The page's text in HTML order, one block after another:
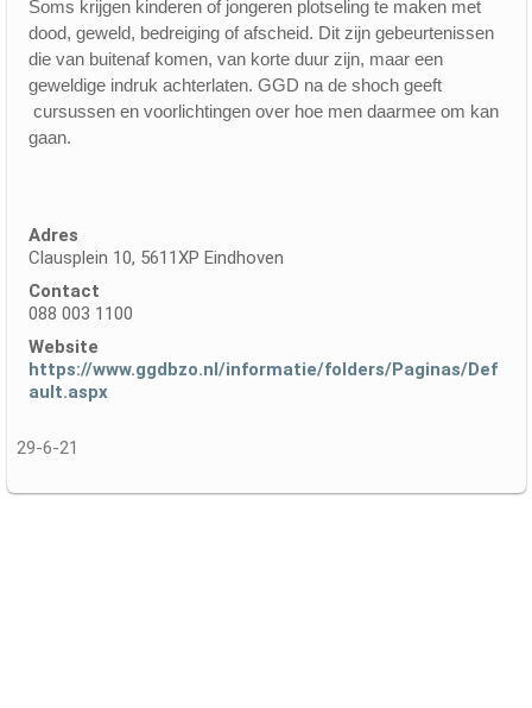
Soms krijgen kinderen of jongeren plotseling te maken met
dood, geweld, bedreiging of afscheid. Dit zijn gebeurtenissen
die van buitenaf komen, van korte duur zijn, maar een
geweldige indruk achterlaten. GGD na de shoch geeft
cursussen en voorlichtingen over hoe men daarmee om kan
gaan.
Adres
Clausplein 10, 5611XP Eindhoven
Contact
088 003 1100
Website
https://www.ggdbzo.nl/informatie/folders/Paginas/Def
ault.aspx
29-6-21